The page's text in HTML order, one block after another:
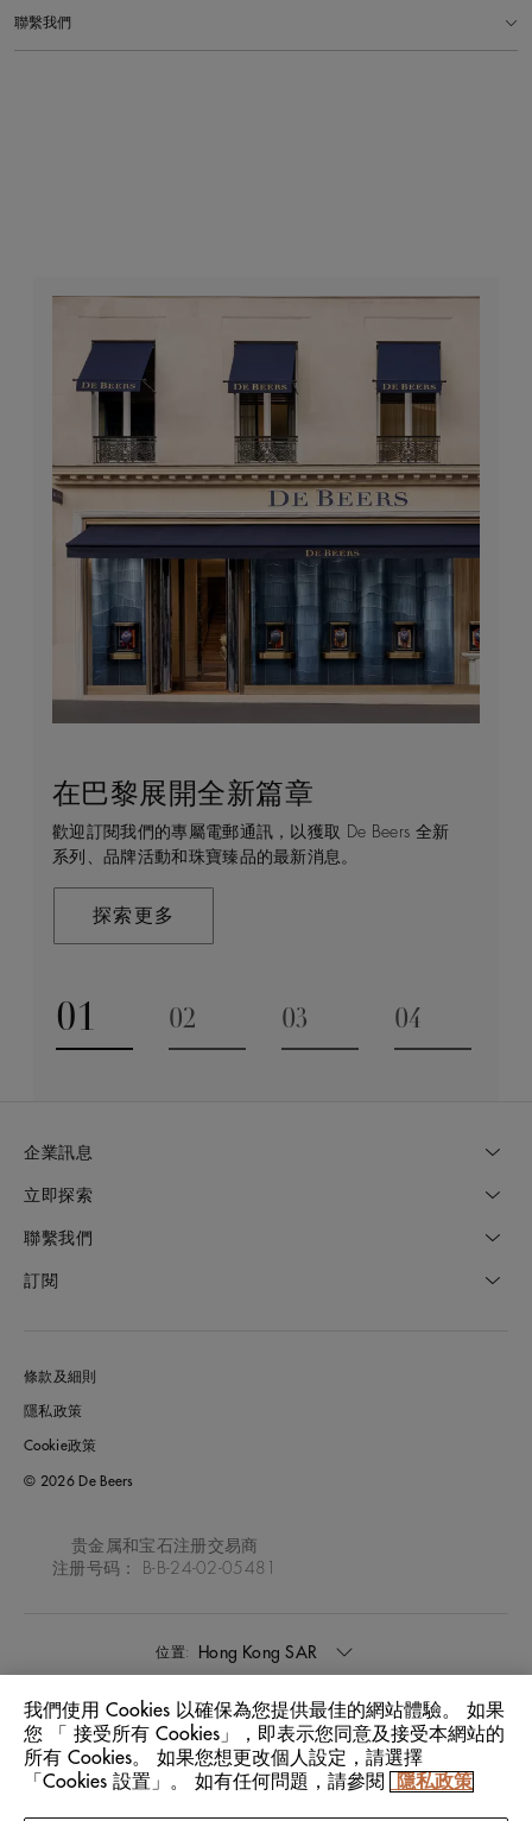
聯繫我們
在巴黎展開全新篇章
歡迎訂閱我們的專屬電郵通訊，以獲取 De Beers 全新
系列、品牌活動和珠寶臻品的最新消息。
探索更多
守護永恒
De Beers 在全球珠寶領域獨樹一幟，因為我們是唯一
與鑽石原產地有直接連結的奢華珠寶品牌。
探索更多
顧客服務
無論您是透過線上購物或造訪實體精品店，我們始終致
力於為您提供個人化的購物體驗。預約於店內或線上進
瞭解更多
De Beers 的世界
De Beers 成立於倫敦，靈感來自非洲的自然，是奢華
鑽石珠寶的巔峰。我們的創意和工藝將鑽石轉化為永恆
探索更多
01
Go to slide 1
02
03
04
企業訊息
立即探索
聯繫我們
訂閱
條款及細則
隱私政策
Cookie政策
© 2026 De Beers
贵金属和宝石注册交易商
注册号码： B-B-24-02-05481
位置: Hong Kong SAR
語言: 中文
我們使用 Cookies 以確保為您提供最佳的網站體驗。 如果
您 「 接受所有 Cookies」，即表示您同意及接受本網站的
所有 Cookies。 如果您想更改個人設定，請選擇
「Cookies 設置」。 如有任何問題，請參閱
隱私政策